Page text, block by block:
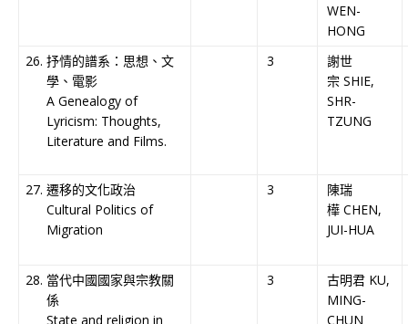
WEN-
HONG
抒情的譜系：思想、文
學、電影
A Genealogy of
Lyricism: Thoughts,
Literature and Films.
3
謝世
宗 SHIE,
SHR-
TZUNG
遷移的文化政治
Cultural Politics of
Migration
3
陳瑞
樺 CHEN,
JUI-HUA
當代中國國家與宗教關
係
State and religion in
3
古明君 KU,
MING-
CHUN